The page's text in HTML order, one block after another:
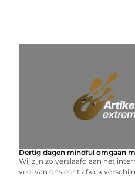
Dertig dagen mindful omgaan
Wij zijn zo verslaafd aan het
veel van ons echt afkick